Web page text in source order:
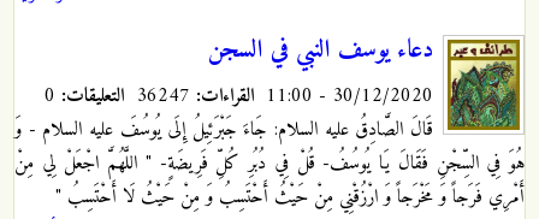
دعاء يوسف النبي في السجن
30/12/2020 - 11:00 القراءات: التعليقات:
قَالَ الصَّادِقُ عليه السلام: جَاءَ جَبْرَئِيلُ إِلَى يُوسُفَ عليه السلام - وَ
هُوَ فِي السِّجْنِ فَقَالَ يَا يُوسُفُ- قُلْ فِي دُبُرِ كُلِّ فَرِيضَةٍ- " اللَّهُمَّ اجْعَلْ‏ لِي‏ مِنْ‏
أَمْرِي‏ فَرَجاً وَ مَخْرَجاً وَ ارْزُقْنِي مِنْ حَيْثُ أَحْتَسِبُ وَ مِنْ حَيْثُ لَا أَحْتَسِبُ "